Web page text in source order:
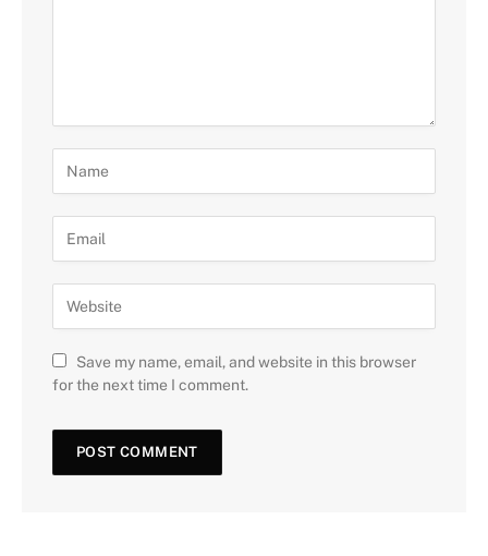
Save my name, email, and website in this browser
for the next time I comment.